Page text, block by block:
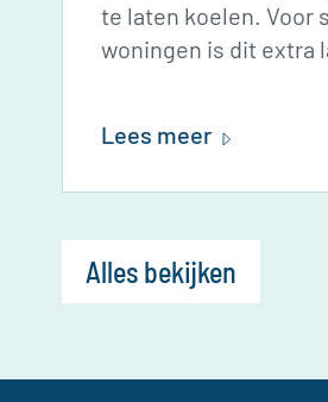
te laten koelen. Voor
woningen is dit extra
Lees meer
Alles bekijken